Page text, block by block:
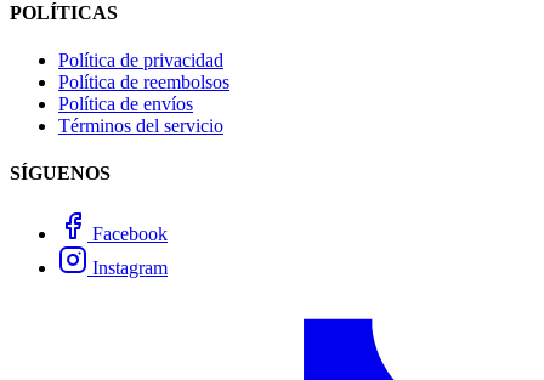
POLÍTICAS
Política de privacidad
Política de reembolsos
Política de envíos
Términos del servicio
SÍGUENOS
Facebook
Instagram